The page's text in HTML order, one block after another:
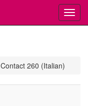
Contact 260 (Italian)